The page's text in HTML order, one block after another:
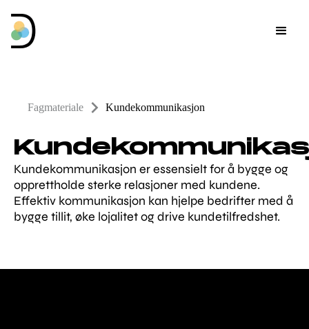
Fagmateriale Kundekommunikasjon
Kundekommunikasjon er essensielt for å bygge og
opprettholde sterke relasjoner med kundene.
Effektiv kommunikasjon kan hjelpe bedrifter med å
bygge tillit, øke lojalitet og drive kundetilfredshet.